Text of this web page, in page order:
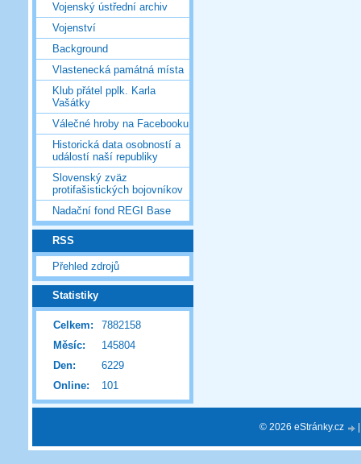
Vojenský ústřední archiv
Vojenství
Background
Vlastenecká památná místa
Klub přátel pplk. Karla
Vašátky
Válečné hroby na Facebooku
Historická data osobností a
událostí naší republiky
Slovenský zväz
protifašistických bojovníkov
Nadační fond REGI Base
RSS
Přehled zdrojů
Statistiky
Online: 101
Celkem:
7882158
Měsíc:
145804
Den:
6229
© 2026 eStránky.cz